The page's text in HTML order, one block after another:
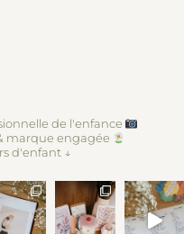
de l'enfance
marque engagée
d'enfant ↓